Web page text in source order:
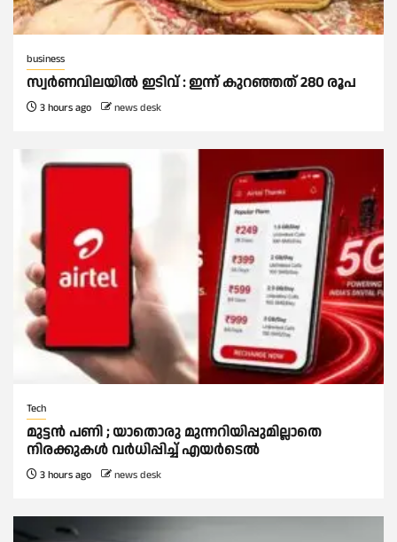
business
സ്വർണവിലയില്‍ ഇടിവ് : ഇന്ന് കുറഞ്ഞത് 280 രൂപ
3 hours ago news desk
Tech
മുട്ടൻ പണി ; യാതൊരു മുന്നറിയിപ്പുമില്ലാതെ
നിരക്കുകള്‍ വർധിപ്പിച്ച്‌ എയർടെല്‍
3 hours ago news desk